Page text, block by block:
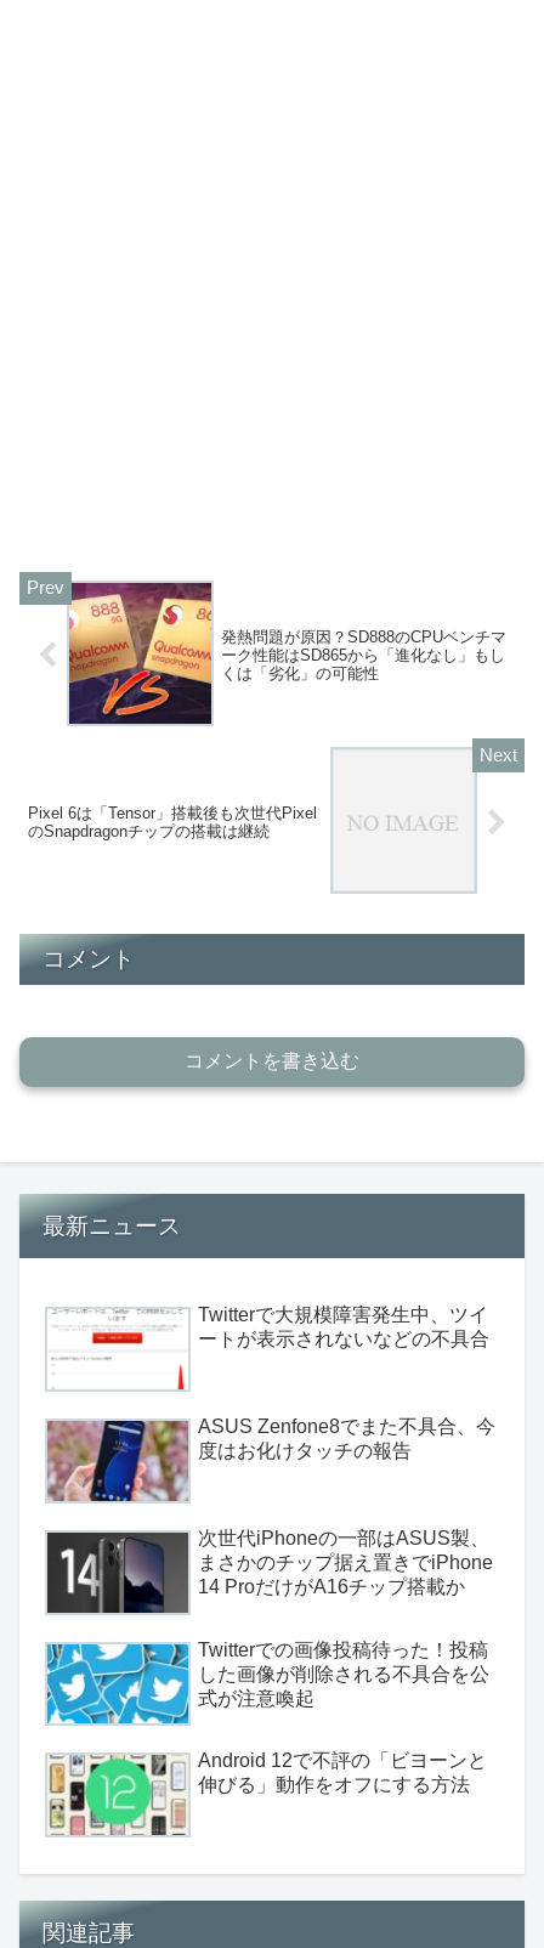
発熱問題が原因？SD888のCPUベンチマ
ーク性能はSD865から「進化なし」もし
くは「劣化」の可能性
Pixel 6は「Tensor」搭載後も次世代Pixel
のSnapdragonチップの搭載は継続
コメント
コメントを書き込む
最新ニュース
Twitterで大規模障害発生中、ツイ
ートが表示されないなどの不具合
ASUS Zenfone8でまた不具合、今
度はお化けタッチの報告
次世代iPhoneの一部はASUS製、
まさかのチップ据え置きでiPhone
14 ProだけがA16チップ搭載か
Twitterでの画像投稿待った！投稿
した画像が削除される不具合を公
式が注意喚起
Android 12で不評の「ビヨーンと
伸びる」動作をオフにする方法
関連記事